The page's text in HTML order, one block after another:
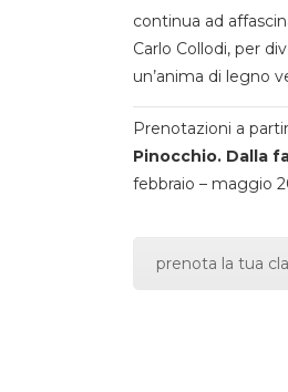
continua ad
Carlo Collodi, per
un’anima di legno
Prenotazioni a
Pinocchio. Dalla
febbraio – maggio
prenota la tua